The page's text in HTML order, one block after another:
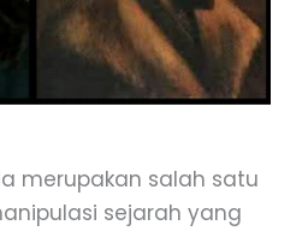
merupakan salah satu
sejarah yang